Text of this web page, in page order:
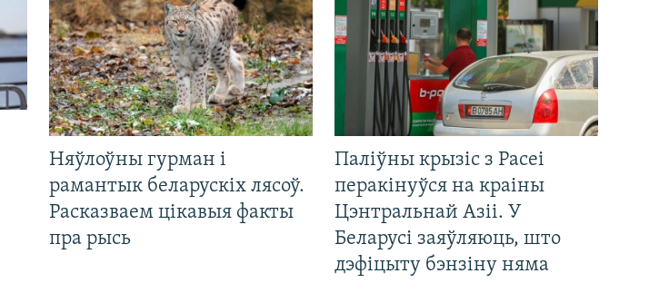
Няўлоўны гурман і
рамантык беларускіх лясоў.
Расказваем цікавыя факты
пра рысь
Паліўны крызіс з Расеі
перакінуўся на краіны
Цэнтральнай Азіі. У
Беларусі заяўляюць, што
дэфіцыту бэнзіну няма